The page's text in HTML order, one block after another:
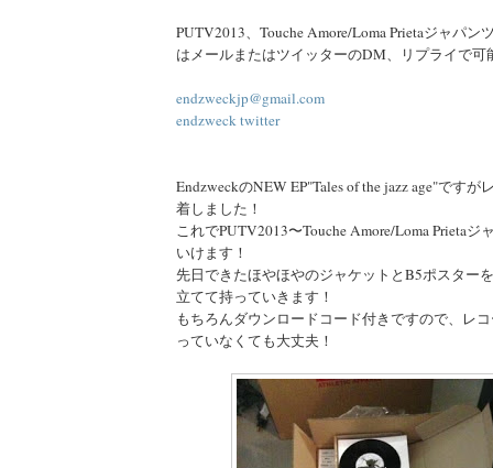
PUTV2013、Touche Amore/Loma Prietaジャパン
はメールまたはツイッターのDM、リプライで可
endzweckjp@gmail.com
endzweck twitter
EndzweckのNEW EP"Tales of the jazz age"ですが
着しました！
これでPUTV2013〜Touche Amore/Loma Prietaジ
いけます！
先日できたほやほやのジャケットとB5ポスター
立てて持っていきます！
もちろんダウンロードコード付きですので、レ
っていなくても大丈夫！